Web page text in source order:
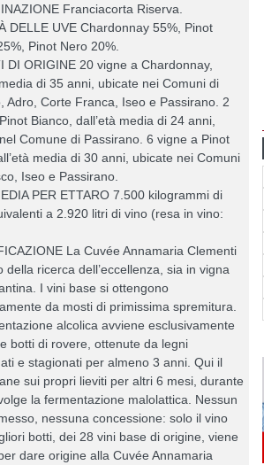
Franciacorta Riserva.
DELLE UVE Chardonnay 55%, Pinot
Pinot Nero 20%.
DI ORIGINE 20 vigne a Chardonnay,
di 35 anni, ubicate nei Comuni di
Adro, Corte Franca, Iseo e Passirano. 2
Bianco, dall’età media di 24 anni,
Comune di Passirano. 6 vigne a Pinot
media di 30 anni, ubicate nei Comuni
Iseo e Passirano.
PER ETTARO 7.500 kilogrammi di
a 2.920 litri di vino (resa in vino:
La Cuvée Annamaria Clementi
della ricerca dell’eccellenza, sia in vigna
I vini base si ottengono
da mosti di primissima spremitura.
alcolica avviene esclusivamente
botti di rovere, ottenute da legni
e stagionati per almeno 3 anni. Qui il
sui propri lieviti per altri 6 mesi, durante
la fermentazione malolattica. Nessun
nessuna concessione: solo il vino
botti, dei 28 vini base di origine, viene
dare origine alla Cuvée Annamaria